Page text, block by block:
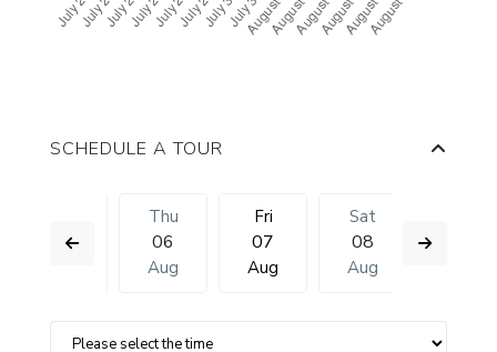
SCHEDULE A TOUR
15
Thu
06
Aug
Fri
07
Aug
Sat
08
Aug